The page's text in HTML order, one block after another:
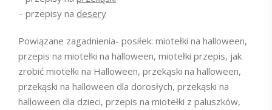
– przepisy na desery
Powiązane zagadnienia- posiłek: miotełki na halloween,
przepis na miotełki na halloween, miotełki przepis, jak
zrobić miotełki na Halloween, przekąski na halloween,
przekąski na halloween dla dorosłych, przekąski na
halloween dla dzieci, przepis na miotełki z paluszków,